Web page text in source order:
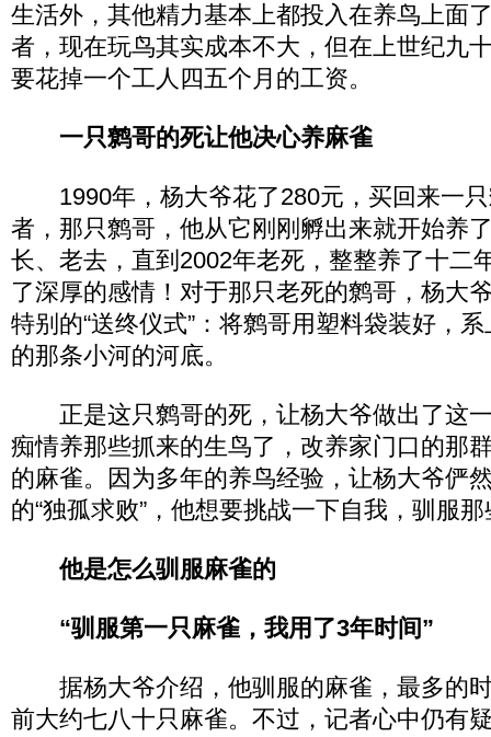
生活外，其他精力基本上都投入在养鸟上面
者，现在玩鸟其实成本不大，但在上世纪九
要花掉一个工人四五个月的工资。
一只鹩哥的死让他决心养麻雀
1990年，杨大爷花了280元，买回来一只
者，那只鹩哥，他从它刚刚孵出来就开始养
长、老去，直到2002年老死，整整养了十二
了深厚的感情！对于那只老死的鹩哥，杨大
特别的“送终仪式”：将鹩哥用塑料袋装好，
的那条小河的河底。
正是这只鹩哥的死，让杨大爷做出了这
痴情养那些抓来的生鸟了，改养家门口的那
的麻雀。因为多年的养鸟经验，让杨大爷俨
的“独孤求败”，他想要挑战一下自我，驯服
他是怎么驯服麻雀的
“驯服第一只麻雀，我用了3年时间”
据杨大爷介绍，他驯服的麻雀，最多的
前大约七八十只麻雀。不过，记者心中仍有